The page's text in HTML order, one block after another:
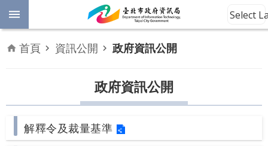
跳到主要內容區塊
進
尋
料
位
Select
首頁 資訊公開 政府資訊公開
政府資訊公開
解釋令及裁量基準